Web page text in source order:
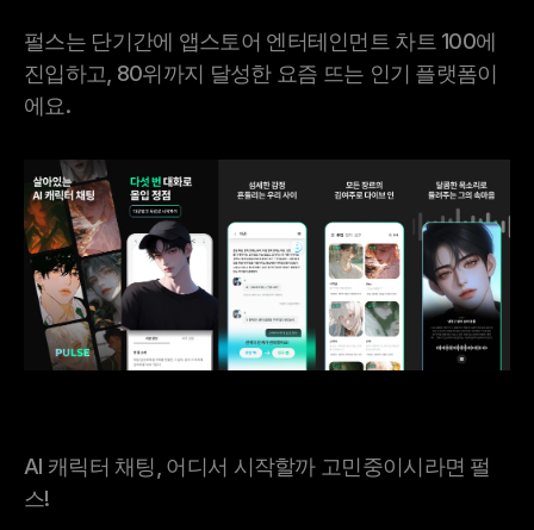
펄스는 단기간에 앱스토어 엔터테인먼트 차트 100에
진입하고, 80위까지 달성한 요즘 뜨는 인기 플랫폼이
에요.
AI 캐릭터 채팅, 어디서 시작할까 고민중이시라면 펄
스!